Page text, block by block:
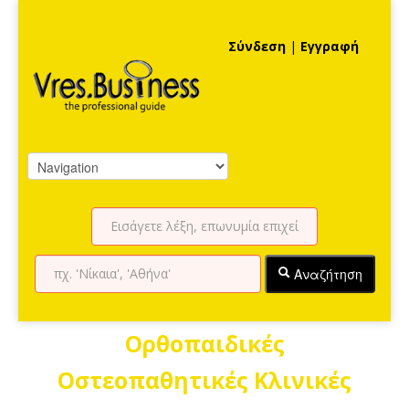
Σύνδεση | Εγγραφή
Αναζήτηση
Ορθοπαιδικές
Οστεοπαθητικές Κλινικές